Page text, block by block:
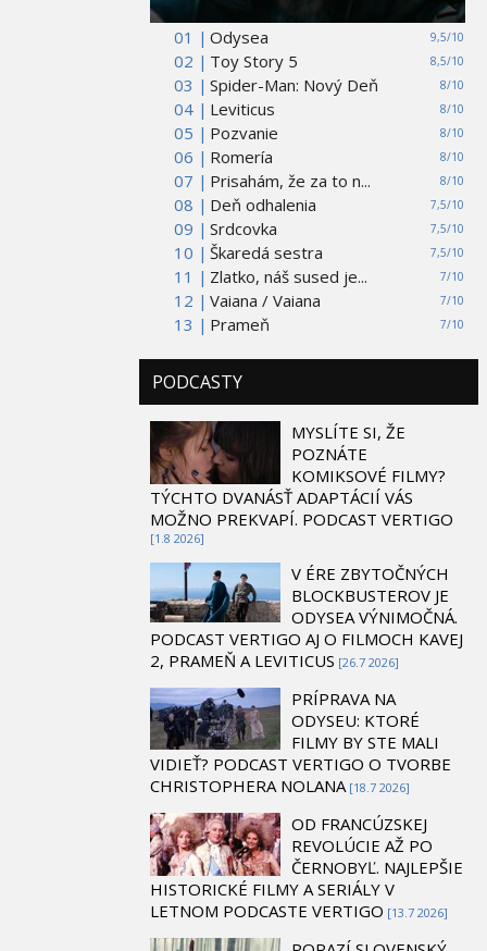
01 | 9,5/10
Odysea
02 |
8,5/10
Toy Story 5
03 |
8/10
Spider-Man: Nový Deň
04 |
8/10
Leviticus
05 |
8/10
Pozvanie
06 |
8/10
Romería
07 |
8/10
Prisahám, že za to n...
08 |
7,5/10
Deň odhalenia
09 |
7,5/10
Srdcovka
10 |
7,5/10
Škaredá sestra
11 |
7/10
Zlatko, náš sused je...
12 |
7/10
Vaiana / Vaiana
13 |
7/10
Prameň
PODCASTY
MYSLÍTE SI, ŽE
POZNÁTE
KOMIKSOVÉ FILMY?
TÝCHTO DVANÁSŤ ADAPTÁCIÍ VÁS
MOŽNO PREKVAPÍ. PODCAST VERTIGO
[1.8 2026]
V ÉRE ZBYTOČNÝCH
BLOCKBUSTEROV JE
ODYSEA VÝNIMOČNÁ.
PODCAST VERTIGO AJ O FILMOCH KAVEJ
2, PRAMEŇ A LEVITICUS [26.7 2026]
PRÍPRAVA NA
ODYSEU: KTORÉ
FILMY BY STE MALI
VIDIEŤ? PODCAST VERTIGO O TVORBE
CHRISTOPHERA NOLANA [18.7 2026]
OD FRANCÚZSKEJ
REVOLÚCIE AŽ PO
ČERNOBYĽ. NAJLEPŠIE
HISTORICKÉ FILMY A SERIÁLY V
LETNOM PODCASTE VERTIGO [13.7 2026]